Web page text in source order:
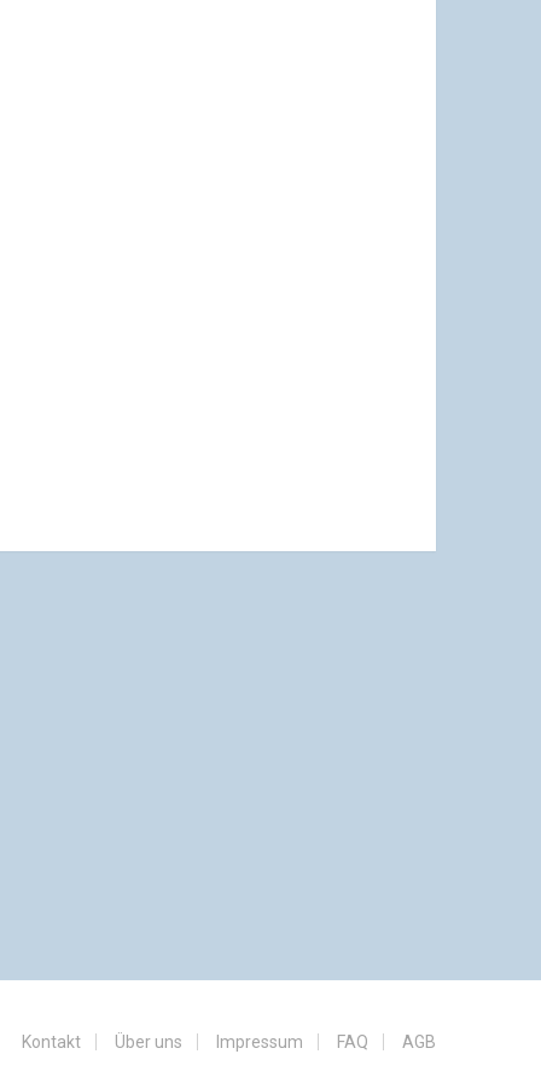
Kontakt Über uns Impressum FAQ AGB